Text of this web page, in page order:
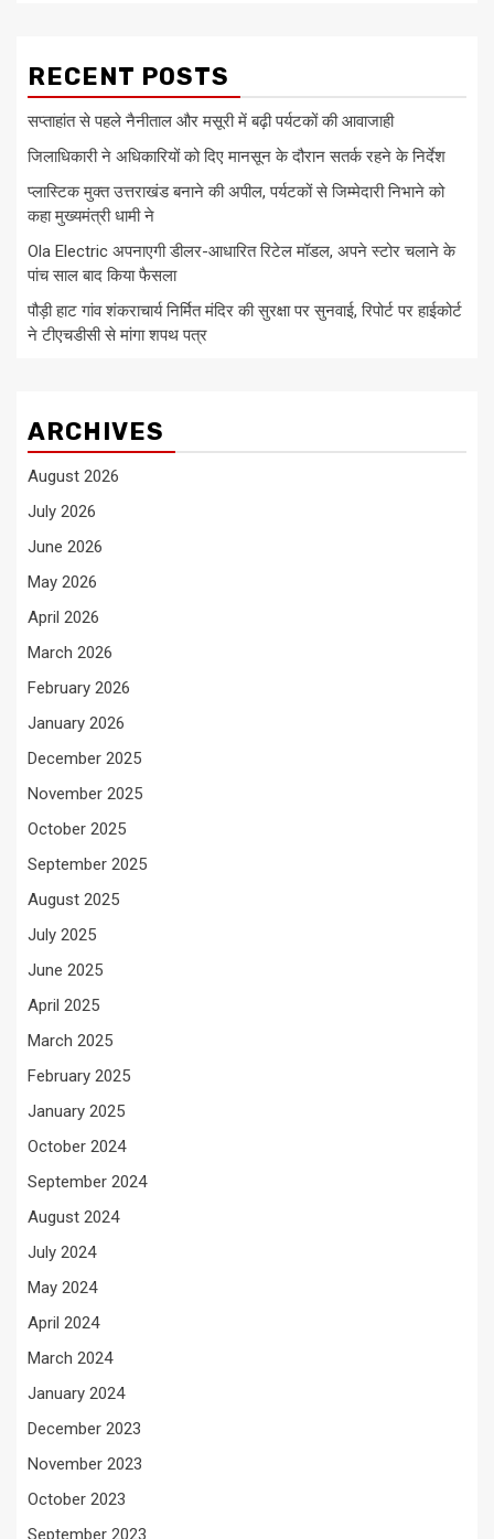
RECENT POSTS
सप्ताहांत से पहले नैनीताल और मसूरी में बढ़ी पर्यटकों की आवाजाही
जिलाधिकारी ने अधिकारियों को दिए मानसून के दौरान सतर्क रहने के निर्देश
प्लास्टिक मुक्त उत्तराखंड बनाने की अपील, पर्यटकों से जिम्मेदारी निभाने को
कहा मुख्यमंत्री धामी ने
Ola Electric अपनाएगी डीलर-आधारित रिटेल मॉडल, अपने स्टोर चलाने के
पांच साल बाद किया फैसला
पौड़ी हाट गांव शंकराचार्य निर्मित मंदिर की सुरक्षा पर सुनवाई, रिपोर्ट पर हाईकोर्ट
ने टीएचडीसी से मांगा शपथ पत्र
ARCHIVES
August 2026
July 2026
June 2026
May 2026
April 2026
March 2026
February 2026
January 2026
December 2025
November 2025
October 2025
September 2025
August 2025
July 2025
June 2025
April 2025
March 2025
February 2025
January 2025
October 2024
September 2024
August 2024
July 2024
May 2024
April 2024
March 2024
January 2024
December 2023
November 2023
October 2023
September 2023